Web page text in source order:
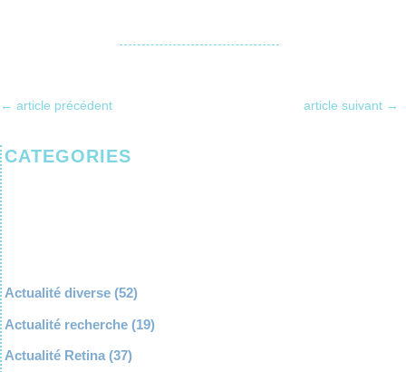
← article précédent article suivant →
CATEGORIES
Actualité diverse (52)
Actualité recherche (19)
Actualité Retina (37)